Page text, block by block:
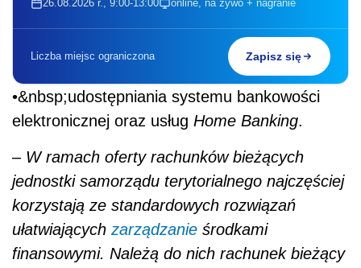
26.08.2026 r., 9:00-13:00 online, na żywo + nagranie
Liczba miejsc ograniczona Zapisz się
•&nbsp;udostępniania systemu bankowości
elektronicznej oraz usług Home Banking.
– W ramach oferty rachunków bieżących
jednostki samorządu terytorialnego najczęściej
korzystają ze standardowych rozwiązań
ułatwiających zarządzanie środkami
finansowymi. Należą do nich rachunek bieżący